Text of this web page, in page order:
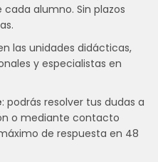
alumno. Sin plazos
las unidades didácticas,
y especialistas en
: podrás resolver tus dudas a
o mediante contacto
de respuesta en 48